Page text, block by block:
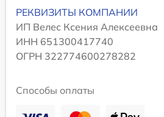
РЕКВИЗИТЫ КОМПАНИИ
ИП Велес Ксения Алексеевна
ИНН 651300417740
ОГРН 322774600278282
Способы оплаты